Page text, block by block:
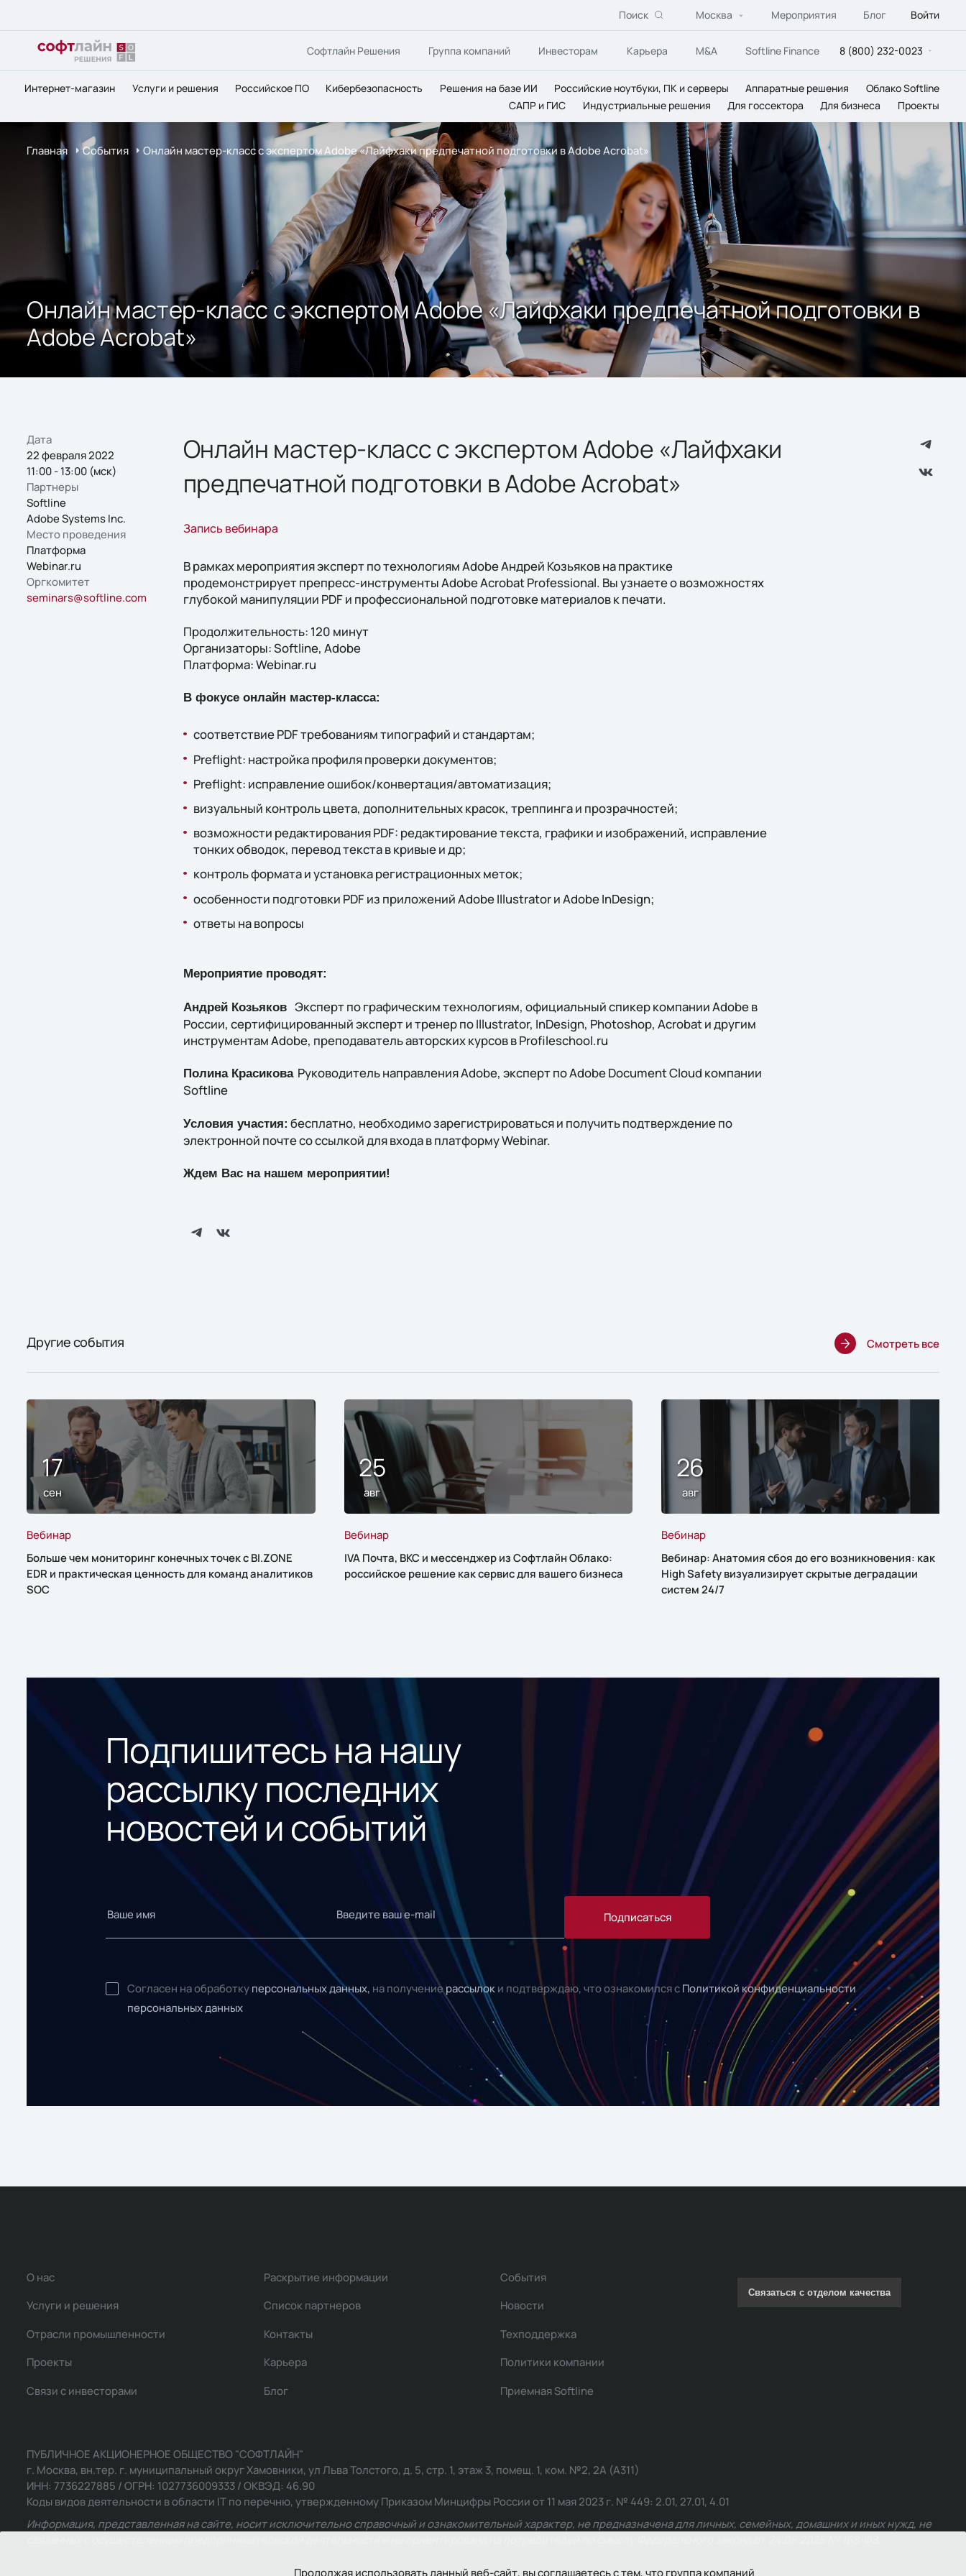
Поиск Москва Мероприятия Блог Войти
Софтлайн Решения Группа компаний Инвесторам Карьера M&A Softline Finance 8 (800) 232-0023
Интернет-магазин Услуги и решения Российское ПО Кибербезопасность Решения на базе ИИ Российские ноутбуки, ПК и серверы Аппаратные решения
Облако Softline
САПР и ГИС
Индустриальные решения Для госсектора Для бизнеса Проекты
Главная События Онлайн мастер-класс с экспертом Adobe «Лайфхаки предпечатной подготовки в Adobe Acrobat»
Онлайн мастер-класс с экспертом Adobe «Лайфхаки предпечатной подготовки в
Adobe Acrobat»
Дата
22 февраля 2022
11:00 - 13:00 (мск)
Партнеры
Softline
Adobe Systems Inc.
Место проведения
Платформа
Webinar.ru
Оргкомитет
seminars@softline.com
Онлайн мастер-класс с экспертом Adobe «Лайфхаки
предпечатной подготовки в Adobe Acrobat»
Запись вебинара
В рамках мероприятия эксперт по технологиям Adobe Андрей Козьяков на практике
продемонстрирует препресс-инструменты Adobe Acrobat Professional. Вы узнаете о возможностях
глубокой манипуляции PDF и профессиональной подготовке материалов к печати.
Продолжительность: 120 минут
Организаторы: Softline, Adobe
Платформа: Webinar.ru
В фокусе онлайн мастер-класса:
соответствие PDF требованиям типографий и стандартам;
Preflight: настройка профиля проверки документов;
Preflight: исправление ошибок/конвертация/автоматизация;
визуальный контроль цвета, дополнительных красок, треппинга и прозрачностей;
возможности редактирования PDF: редактирование текста, графики и изображений, исправление
тонких обводок, перевод текста в кривые и др;
контроль формата и установка регистрационных меток;
особенности подготовки PDF из приложений Adobe Illustrator и Adobe InDesign;
ответы на вопросы
Мероприятие проводят:
Андрей Козьяков Эксперт по графическим технологиям, официальный спикер компании Adobe в
России, сертифицированный эксперт и тренер по Illustrator, InDesign, Photoshop, Acrobat и другим
инструментам Adobe, преподаватель авторских курсов в Profileschool.ru
Полина КрасиковаРуководитель направления Adobe, эксперт по Adobe Document Cloud компании
Softline
Условия участия: бесплатно, необходимо зарегистрироваться и получить подтверждение по
электронной почте со ссылкой для входа в платформу Webinar.
Ждем Вас на нашем мероприятии!
Другие события Смотреть все
17
сен
Вебинар
Больше чем мониторинг конечных точек с BI.ZONE
EDR и практическая ценность для команд аналитиков
SOC
25
авг
Вебинар
IVA Почта, ВКС и мессенджер из Софтлайн Облако:
российское решение как сервис для вашего бизнеса
26
авг
Вебинар
Вебинар: Анатомия сбоя до его возникновения: как
High Safety визуализирует скрытые деградации
систем 24/7
Подпишитесь на нашу
рассылку последних
новостей и событий
Подписаться
Согласен на обработку персональных данных, на получениерассылок и подтверждаю, что ознакомился с Политикой конфиденциальности
персональных данных
Продолжая использовать данный веб-сайт, вы соглашаетесь с тем, что группа компаний
О нас
Услуги и решения
Отрасли промышленности
Проекты
Связи с инвесторами
Раскрытие информации
Список партнеров
Контакты
Карьера
Блог
События
Новости
Техподдержка
Политики компании
Приемная Softline
Связаться с отделом качества
ПУБЛИЧНОЕ АКЦИОНЕРНОЕ ОБЩЕСТВО "СОФТЛАЙН"
г. Москва, вн.тер. г. муниципальный округ Хамовники, ул Льва Толстого, д. 5, стр. 1, этаж 3, помещ. 1, ком. №2, 2А (А311)
ИНН: 7736227885 / ОГРН: 1027736009333 / ОКВЭД: 46.90
Коды видов деятельности в области IT по перечню, утвержденному Приказом Минцифры России от 11 мая 2023 г. № 449: 2.01, 27.01, 4.01
Информация, представленная на сайте, носит исключительно справочный и ознакомительный характер, не предназначена для личных, семейных, домашних и иных нужд, не